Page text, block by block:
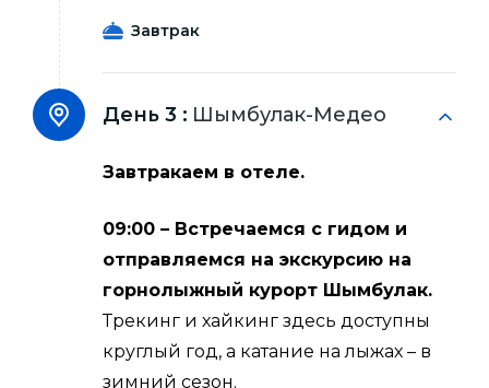
Завтрак
День 3 : Шымбулак-Медео
Завтракаем в отеле.
09:00 – Встречаемся с гидом и
отправляемся на экскурсию на
горнолыжный курорт Шымбулак.
Трекинг и хайкинг здесь доступны
круглый год, а катание на лыжах – в
зимний сезон.